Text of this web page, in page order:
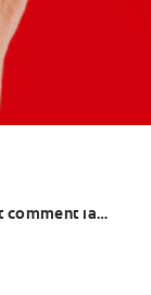
comment la